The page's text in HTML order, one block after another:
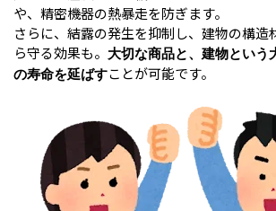
や、精密機器の熱暴走を防ぎます。
さらに、結露の発生を抑制し、建物の構造
ら守る効果も。 大切な商品と、建物という
の寿命を延ばすことが可能です。